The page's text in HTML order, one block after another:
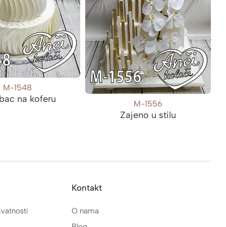
M-1548
na koferu M-1556
Zajeno u stilu
Kontakt
O nama